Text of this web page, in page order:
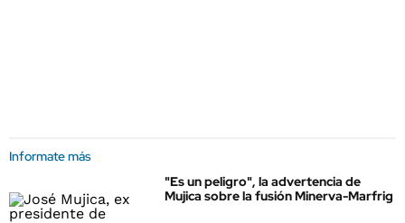
Informate más
"Es un peligro", la advertencia de
Mujica sobre la fusión Minerva-Marfrig